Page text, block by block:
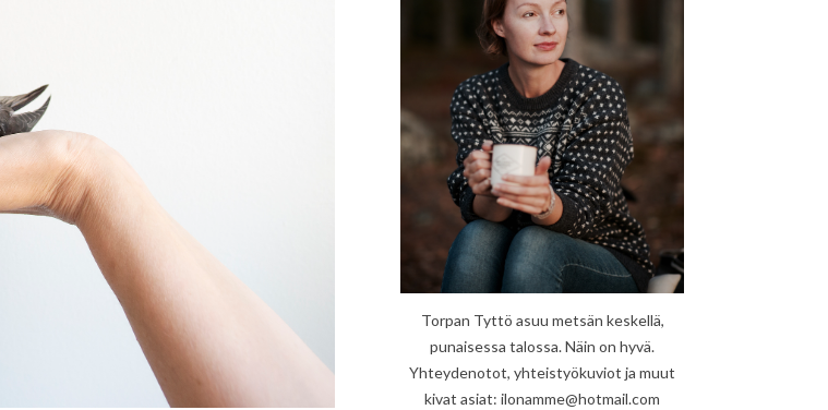
Torpan Tyttö asuu metsän keskellä,
punaisessa talossa. Näin on hyvä.
Yhteydenotot, yhteistyökuviot ja muut
kivat asiat: ilonamme@hotmail.com